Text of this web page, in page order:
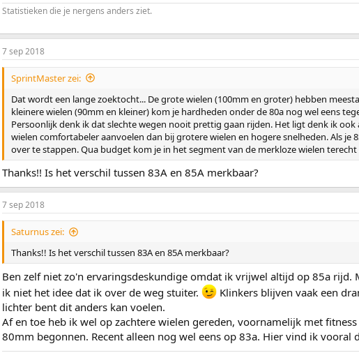
Statistieken die je nergens anders ziet.
7 sep 2018
SprintMaster zei:
Dat wordt een lange zoektocht... De grote wielen (100mm en groter) hebben
kleinere wielen (90mm en kleiner) kom je hardheden onder de 80a nog wel eens
Persoonlijk denk ik dat slechte wegen nooit prettig gaan rijden. Het ligt denk ik
wielen comfortabeler aanvoelen dan bij grotere wielen en hogere snelheden. Als
over te stappen. Qua budget kom je in het segment van de merkloze wielen
Thanks!! Is het verschil tussen 83A en 85A merkbaar?
7 sep 2018
Saturnus zei:
Thanks!! Is het verschil tussen 83A en 85A merkbaar?
Ben zelf niet zo'n ervaringsdeskundige omdat ik vrijwel altijd op 85a
ik niet het idee dat ik over de weg stuiter.
Klinkers blijven vaak een
lichter bent dit anders kan voelen.
Af en toe heb ik wel op zachtere wielen gereden, voornamelijk met
80mm begonnen. Recent alleen nog wel eens op 83a. Hier vind ik